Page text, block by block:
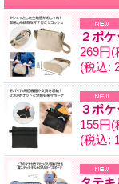
２ポ
269円(
(税込:
３ポ
155円(
(税込: